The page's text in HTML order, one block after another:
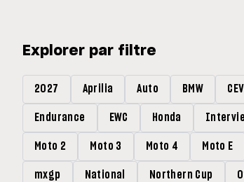
Explorer par filtre
2027 Aprilia Auto BMW CEV
Endurance EWC Honda
Moto 2 Moto 3 Moto 4 Moto E
mxgp National Northern Cup